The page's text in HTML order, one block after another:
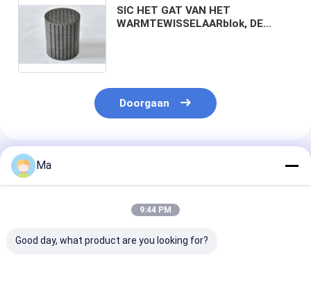
SIC HET GAT VAN HET
WARMTEWISSELAARblok, DE
Doorgaan
Geadviseerde Producten
Ma
9:44 PM
Good day, what product are you looking for?